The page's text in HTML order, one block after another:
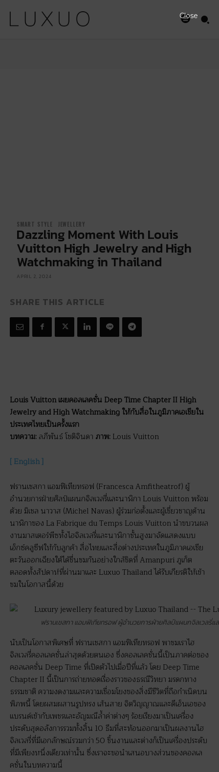
SMART STYLE JEWELLERY
Dazzling Moment With Louis
Vuitton High Jewelry and High
Watchmaking in Thailand
APRIL 2, 2024
SHARE THIS ARTICLE
Louis Vuitton เผยคอลเลคชั่น Deep Time Chapter II High
Jewelry and High Watchmaking ให้กับสื่อในภูมิภาคเอเชียใน
ประเทศไทยเป็นครั้งแรก
บทความ: ลภีพันธ์ โชติจินดา ภาพ: Louis Vuitton
[ English ]
ฟรานเชสกา แอมฟิเทียทรอฟ (Francesca Amfitheatrof) ผู้
อำนวยการฝ่ายศิลป์แผนกจิลเวลรี่และนาฬิกา Louis Vuitton พร้อม
ด้วย มิเชล นาวาส (Michel Navas) ผู้ร่วมก่อตั้งและผู้เชี่ยวชาญด้าน
นาฬิกาของ La Fabrique du Temps Louis Vuitton นำขบวนผล
งานมาสเตอร์พีซทั้งไฮจิลเวลรี่และนาฬิกาชั้นสูงมาจัดแสดงแบบ
เอ็กซ์คลูซีฟให้กับลูกค้า สื่อไทยและสื่อต่างประเทศในภูมิภาคเอเชีย
ตะวันออกเฉียงใต้ได้ชื่นชมกันอย่างใกล้ชิดที่ Amanpuri ภูเก็ต
ตลอดทั้งสัปดาห์ที่ผ่านมาและ Luxuo Thailand ได้รับเกียรติให้เข้า
ชมในโอกาสนี้ด้วย
ฟรานเชสกา แอมฟิเทียทรอฟ ผู้อำนวยการฝ่ายศิลป์แผนกจิลเวลรี่
นับเป็นโอกาสพิเศษที่ ฟรานเชสกา แอมฟิเทียทรอฟ พาชมเราไฮ
จิลเวลรี่คอลเลคชั่นล่าสุดด้วยตนเอง ซึ่งคอลเลคชั่นนี้เป็นภาคต่อของ
คอลเลคชั่น Deep Time ที่เปิดตัวไปเมื่อปีที่แล้ว โดย Deep Time
Chapter II นี้เป็นการถ่ายทอดเรื่องราวของธรณีวิทยา มรดกทาง
ธรรมชาติ ความงดงามและความเชื่อมโยงของสิ่งมีชีวิตที่ถือกำเนิดบน
พิภพนี้ โดยผสมผสานรูปทรง เส้นสาย จิตวิญญาณและดีเอ็นเอของ
แบรนด์เข้ากับเพชรและอัญมณีล้ำค่าต่างๆ ร้อยเรียงมาเป็นเครื่อง
ประดับสุดอลังการรวมทั้งสิ้น 10 ธีมที่สะท้อนออกมาเป็นผลงานไฮ
จิลเวลรี่ที่มีเอกลักษณ์รวมกว่า 50 ชิ้นงานและต่างก็เป็นเครื่องประดับ
ที่มีเพียงหนึ่งเดียวเท่านั้น ซึ่งเราจะขอนำเสนอบางส่วนของคอลเล
คชั่นในบทความนี้
Close